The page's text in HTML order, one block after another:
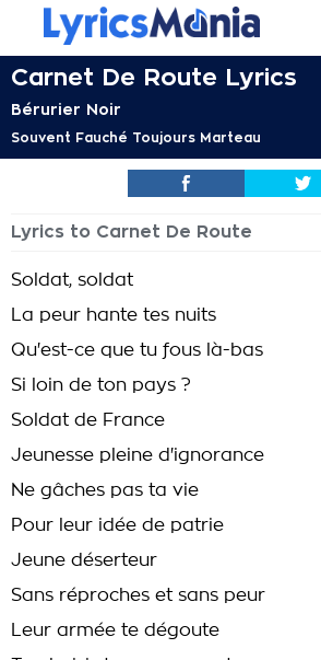
Carnet De Route Lyrics
Bérurier Noir
Souvent Fauché Toujours Marteau
Lyrics to Carnet De Route
Soldat, soldat
La peur hante tes nuits
Qu'est-ce que tu fous là-bas
Si loin de ton pays ?
Soldat de France
Jeunesse pleine d'ignorance
Ne gâches pas ta vie
Pour leur idée de patrie
Jeune déserteur
Sans réproches et sans peur
Leur armée te dégoute